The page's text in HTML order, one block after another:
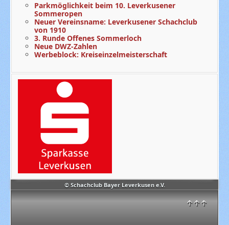
© Schachclub Bayer Leverkusen e.V.
↑↑↑
Parkmöglichkeit beim 10. Leverkusener
Sommeropen
Neuer Vereinsname: Leverkusener Schachclub
von 1910
3. Runde Offenes Sommerloch
Neue DWZ-Zahlen
Werbeblock: Kreiseinzelmeisterschaft